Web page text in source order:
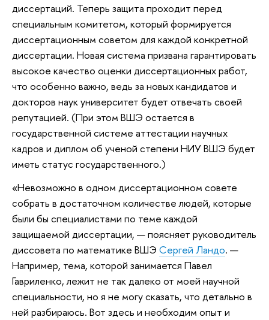
диссертаций. Теперь защита проходит перед
специальным комитетом, который формируется
диссертационным советом для каждой конкретной
диссертации. Новая система призвана гарантировать
высокое качество оценки диссертационных работ,
что особенно важно, ведь за новых кандидатов и
докторов наук университет будет отвечать своей
репутацией. (При этом ВШЭ остается в
государственной системе аттестации научных
кадров и диплом об ученой степени НИУ ВШЭ будет
иметь статус государственного.)
«Невозможно в одном диссертационном совете
собрать в достаточном количестве людей, которые
были бы специалистами по теме каждой
защищаемой диссертации, — поясняет руководитель
диссовета по математике ВШЭ Сергей Ландо. —
Например, тема, которой занимается Павел
Гавриленко, лежит не так далеко от моей научной
специальности, но я не могу сказать, что детально в
ней разбираюсь. Вот здесь и необходим опыт и